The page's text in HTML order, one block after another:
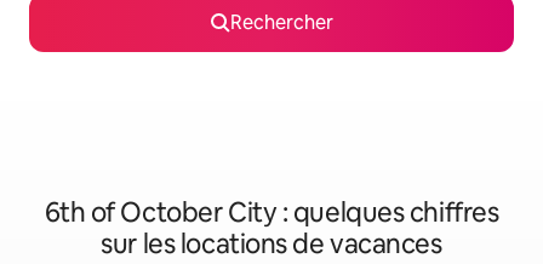
Rechercher
6th of October City : quelques chiffres
sur les locations de vacances